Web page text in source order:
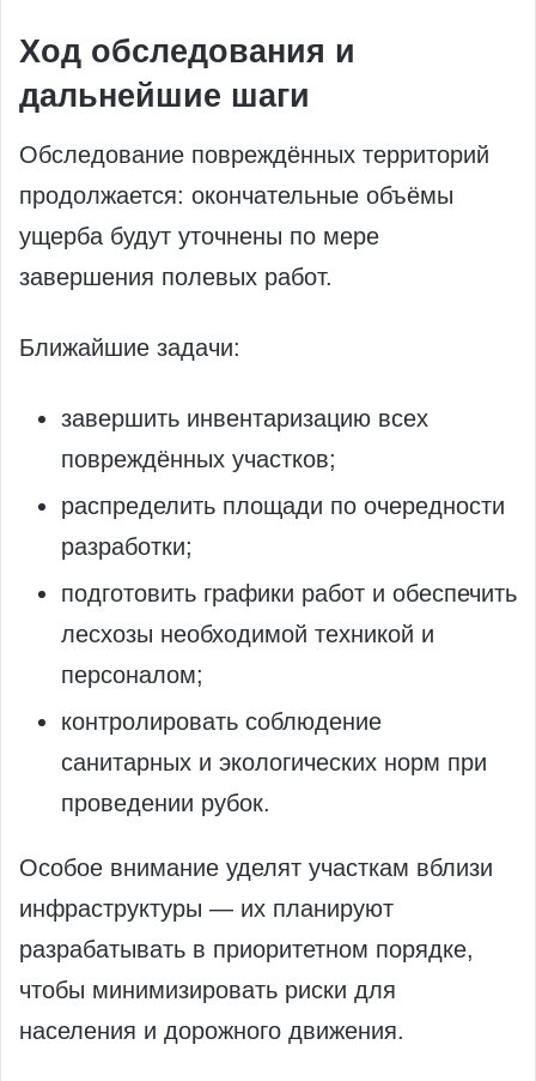
Ход обследования и
дальнейшие шаги
Обследование повреждённых территорий
продолжается: окончательные объёмы
ущерба будут уточнены по мере
завершения полевых работ.
Ближайшие задачи:
завершить инвентаризацию всех
повреждённых участков;
распределить площади по очередности
разработки;
подготовить графики работ и обеспечить
лесхозы необходимой техникой и
персоналом;
контролировать соблюдение
санитарных и экологических норм при
проведении рубок.
Особое внимание уделят участкам вблизи
инфраструктуры — их планируют
разрабатывать в приоритетном порядке,
чтобы минимизировать риски для
населения и дорожного движения.